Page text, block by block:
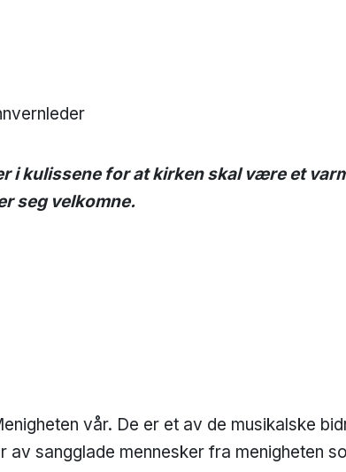
i kulissene for at kirken skal være et
seg velkomne.
vår. De er et av de musikalske
av sangglade mennesker fra menigheten